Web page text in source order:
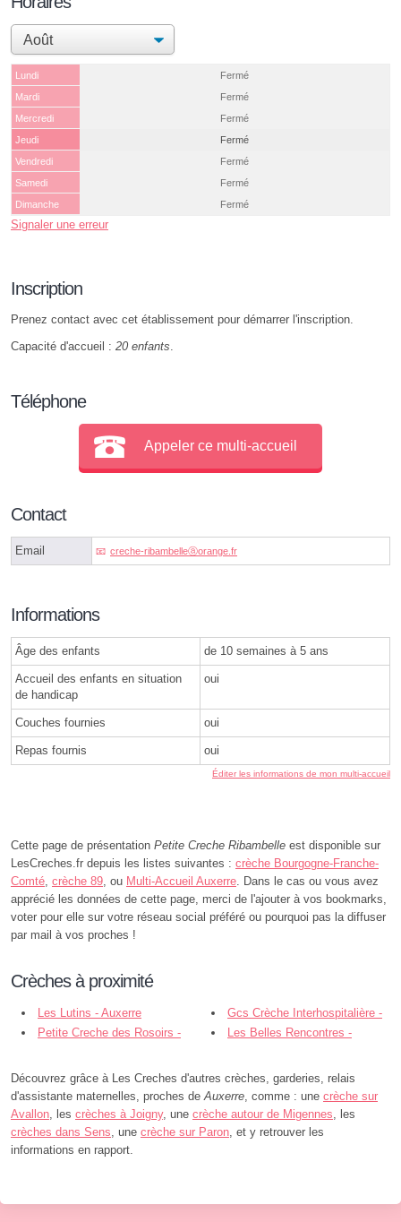
Lundi
Fermé
Mardi
Fermé
Mercredi
Fermé
Jeudi
Fermé
Vendredi
Fermé
Samedi
Fermé
Dimanche
Fermé
Signaler une erreur
Inscription
Prenez contact avec cet établissement pour démarrer l'inscription.
Capacité d'accueil : 20 enfants
Téléphone
Appeler ce multi-accueil
Contact
Email creche-ribambelleⓐorange.fr
Informations
Âge des enfants de 10 semaines à 5 ans
Accueil des enfants en situation
de handicap
oui
Couches fournies oui
Repas fournis oui
Éditer les informations de mon multi-accueil
Cette page de présentation Petite Creche Ribambelle est disponible sur
LesCreches.fr depuis les listes suivantes : crèche Bourgogne-Franche-
Comté crèche 89 , ou Multi-Accueil Auxerre . Dans le cas ou vous avez
apprécié les données de cette page, merci de l'ajouter à vos bookmarks,
voter pour elle sur votre réseau social préféré ou pourquoi pas la diffuser
par mail à vos proches !
Crèches à proximité
Les Lutins - Auxerre
Gcs Crèche Interhospitalière -
Auxerre
Petite Creche des Rosoirs -
Les Belles Rencontres -
Découvrez grâce à Les Creches d'autres crèches, garderies, relais
d'assistante maternelles, proches de Auxerre , comme : une crèche sur
Avallon , les crèches à Joigny, une crèche autour de Migennes , les
crèches dans Sens , une crèche sur Paron , et y retrouver les
informations en rapport.